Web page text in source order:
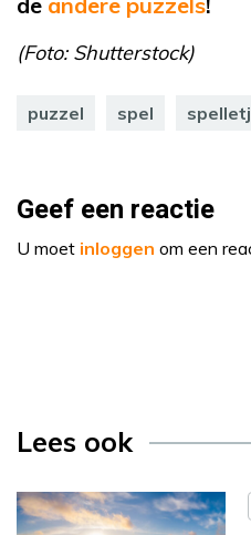
(Foto: Shutterstock)
puzzel spel
Geef een reactie
U moet inloggen om een
Lees ook